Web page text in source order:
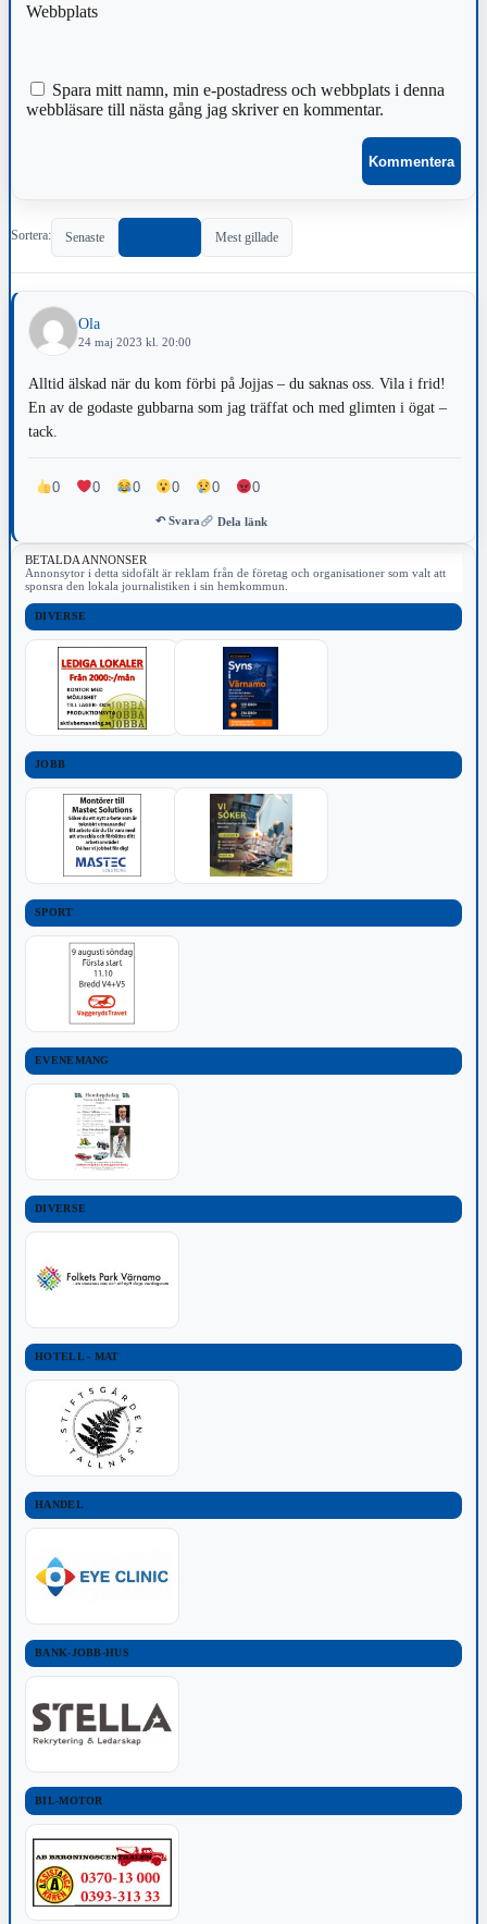
Webbplats
Spara mitt namn, min e-postadress och webbplats i denna
webbläsare till nästa gång jag skriver en kommentar.
Sortera: Senaste Mest gillade
Ola
24 maj 2023 kl. 20:00
Alltid älskad när du kom förbi på Jojjas – du saknas oss. Vila i frid!
En av de godaste gubbarna som jag träffat och med glimten i ögat –
tack.
0 0 0 0 0 0
↶ Svara Dela länk
BETALDA ANNONSER
Annonsytor i detta sidofält är reklam från de företag och organisationer som valt att
sponsra den lokala journalistiken i sin hemkommun.
DIVERSE
JOBB
SPORT
EVENEMANG
DIVERSE
HOTELL - MAT
HANDEL
BANK-JOBB-HUS
BIL-MOTOR